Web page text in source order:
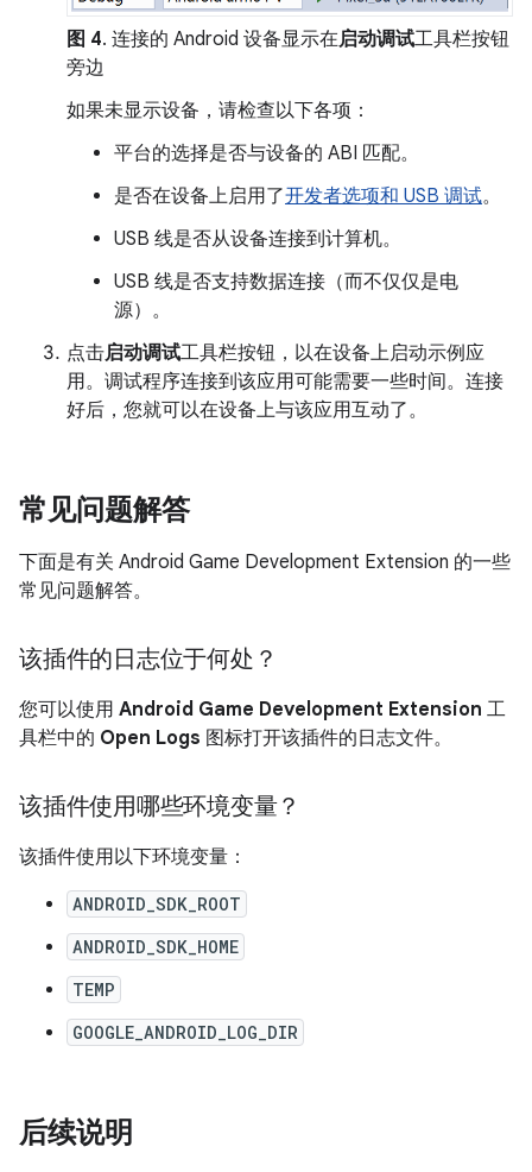
图 4. 连接的 Android 设备显示在启动调试工具栏按钮
旁边
如果未显示设备，请检查以下各项：
平台的选择是否与设备的 ABI 匹配。
是否在设备上启用了开发者选项和 USB 调试。
USB 线是否从设备连接到计算机。
USB 线是否支持数据连接（而不仅仅是电
源）。
点击启动调试工具栏按钮，以在设备上启动示例应
用。调试程序连接到该应用可能需要一些时间。连接
好后，您就可以在设备上与该应用互动了。
常见问题解答
下面是有关 Android Game Development Extension 的一些
常见问题解答。
该插件的日志位于何处？
您可以使用 Android Game Development Extension 工
具栏中的 Open Logs 图标打开该插件的日志文件。
该插件使用哪些环境变量？
该插件使用以下环境变量：
ANDROID_SDK_ROOT
ANDROID_SDK_HOME
TEMP
GOOGLE_ANDROID_LOG_DIR
后续说明